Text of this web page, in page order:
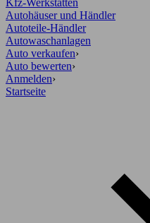
Kfz-Werkstätten
Autohäuser und Händler
Autoteile-Händler
Autowaschanlagen
Auto verkaufen›
Auto bewerten›
Anmelden›
Startseite